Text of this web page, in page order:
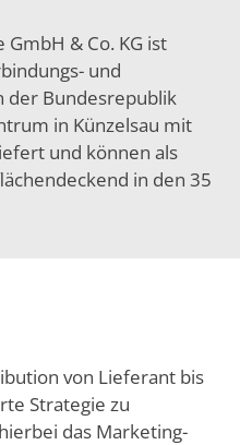
& Co. KG ist
und
der Bundesrepublik
in Künzelsau mit
und können als
in den 35
von Lieferant bis
Strategie zu
das Marketing-